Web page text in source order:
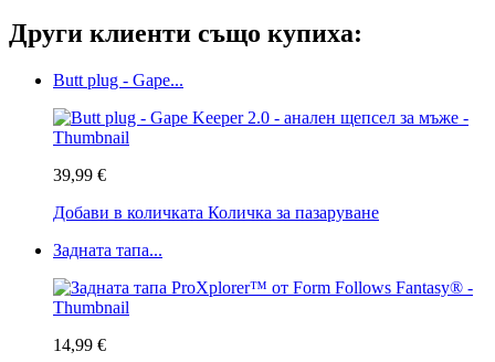
Други клиенти също купиха:
Butt plug - Gape...
39,99 €
Добави в количката Количка за пазаруване
Задната тапа...
14,99 €